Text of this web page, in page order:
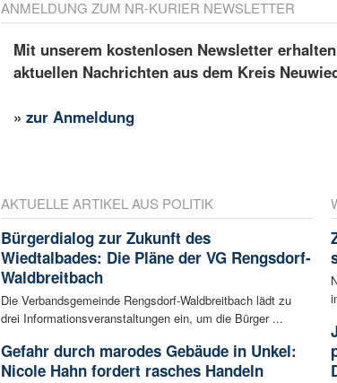
ANMELDUNG ZUM NR-KURIER NEWSLETTER
Mit unserem kostenlosen Newsletter
aktuellen Nachrichten aus dem Kreis
»zur Anmeldung
AKTUELLE ARTIKEL AUS POLITIK
Bürgerdialog zur Zukunft des
Wiedtalbades: Die Pläne der VG Rengsdorf-
Waldbreitbach
Die Verbandsgemeinde Rengsdorf-Waldbreitbach lädt zu
drei Informationsveranstaltungen ein, um die Bürger ...
Gefahr durch marodes Gebäude in Unkel:
Nicole Hahn fordert rasches Handeln